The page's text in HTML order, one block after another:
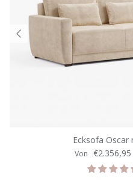
Ecksofa
Von €2.356,95